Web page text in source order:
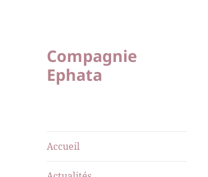
Compagnie
Ephata
Accueil